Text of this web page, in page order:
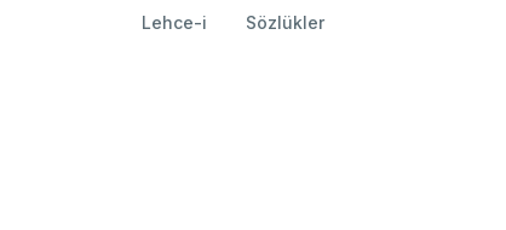
Lehce-i Sözlükler